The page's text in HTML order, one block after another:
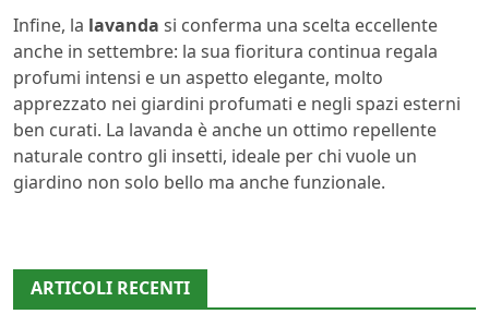
Infine, la lavanda si conferma una scelta eccellente
anche in settembre: la sua fioritura continua regala
profumi intensi e un aspetto elegante, molto
apprezzato nei giardini profumati e negli spazi esterni
ben curati. La lavanda è anche un ottimo repellente
naturale contro gli insetti, ideale per chi vuole un
giardino non solo bello ma anche funzionale.
ARTICOLI RECENTI